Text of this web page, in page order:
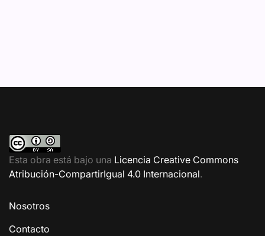
Esta obra está bajo una Licencia Creative Commons
Atribución-CompartirIgual 4.0 Internacional.
Nosotros
Contacto